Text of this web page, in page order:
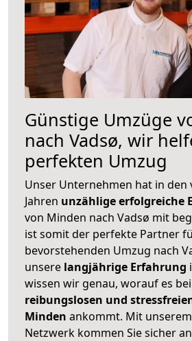
Günstige Umzüge
nach Vadsø, wir
perfekten Umzug
Unser Unternehmen hat in den
Jahren unzählige erfolgreiche
von Minden nach Vadsø mit
ist somit der perfekte Partner
bevorstehenden Umzug nach
unsere langjährige Erfahrung
wissen wir genau, worauf es
reibungslosen und
Minden ankommt. Mit
Netzwerk kommen Sie sicher